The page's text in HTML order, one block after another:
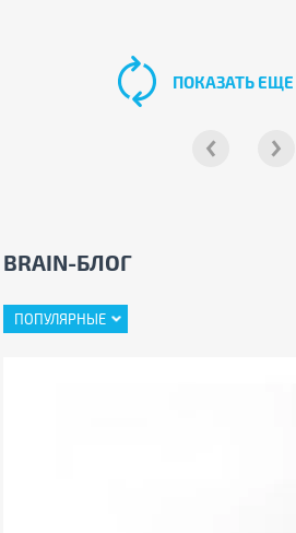
ПОКАЗАТЬ
BRAIN-БЛОГ
ПОПУЛЯРНЫЕ